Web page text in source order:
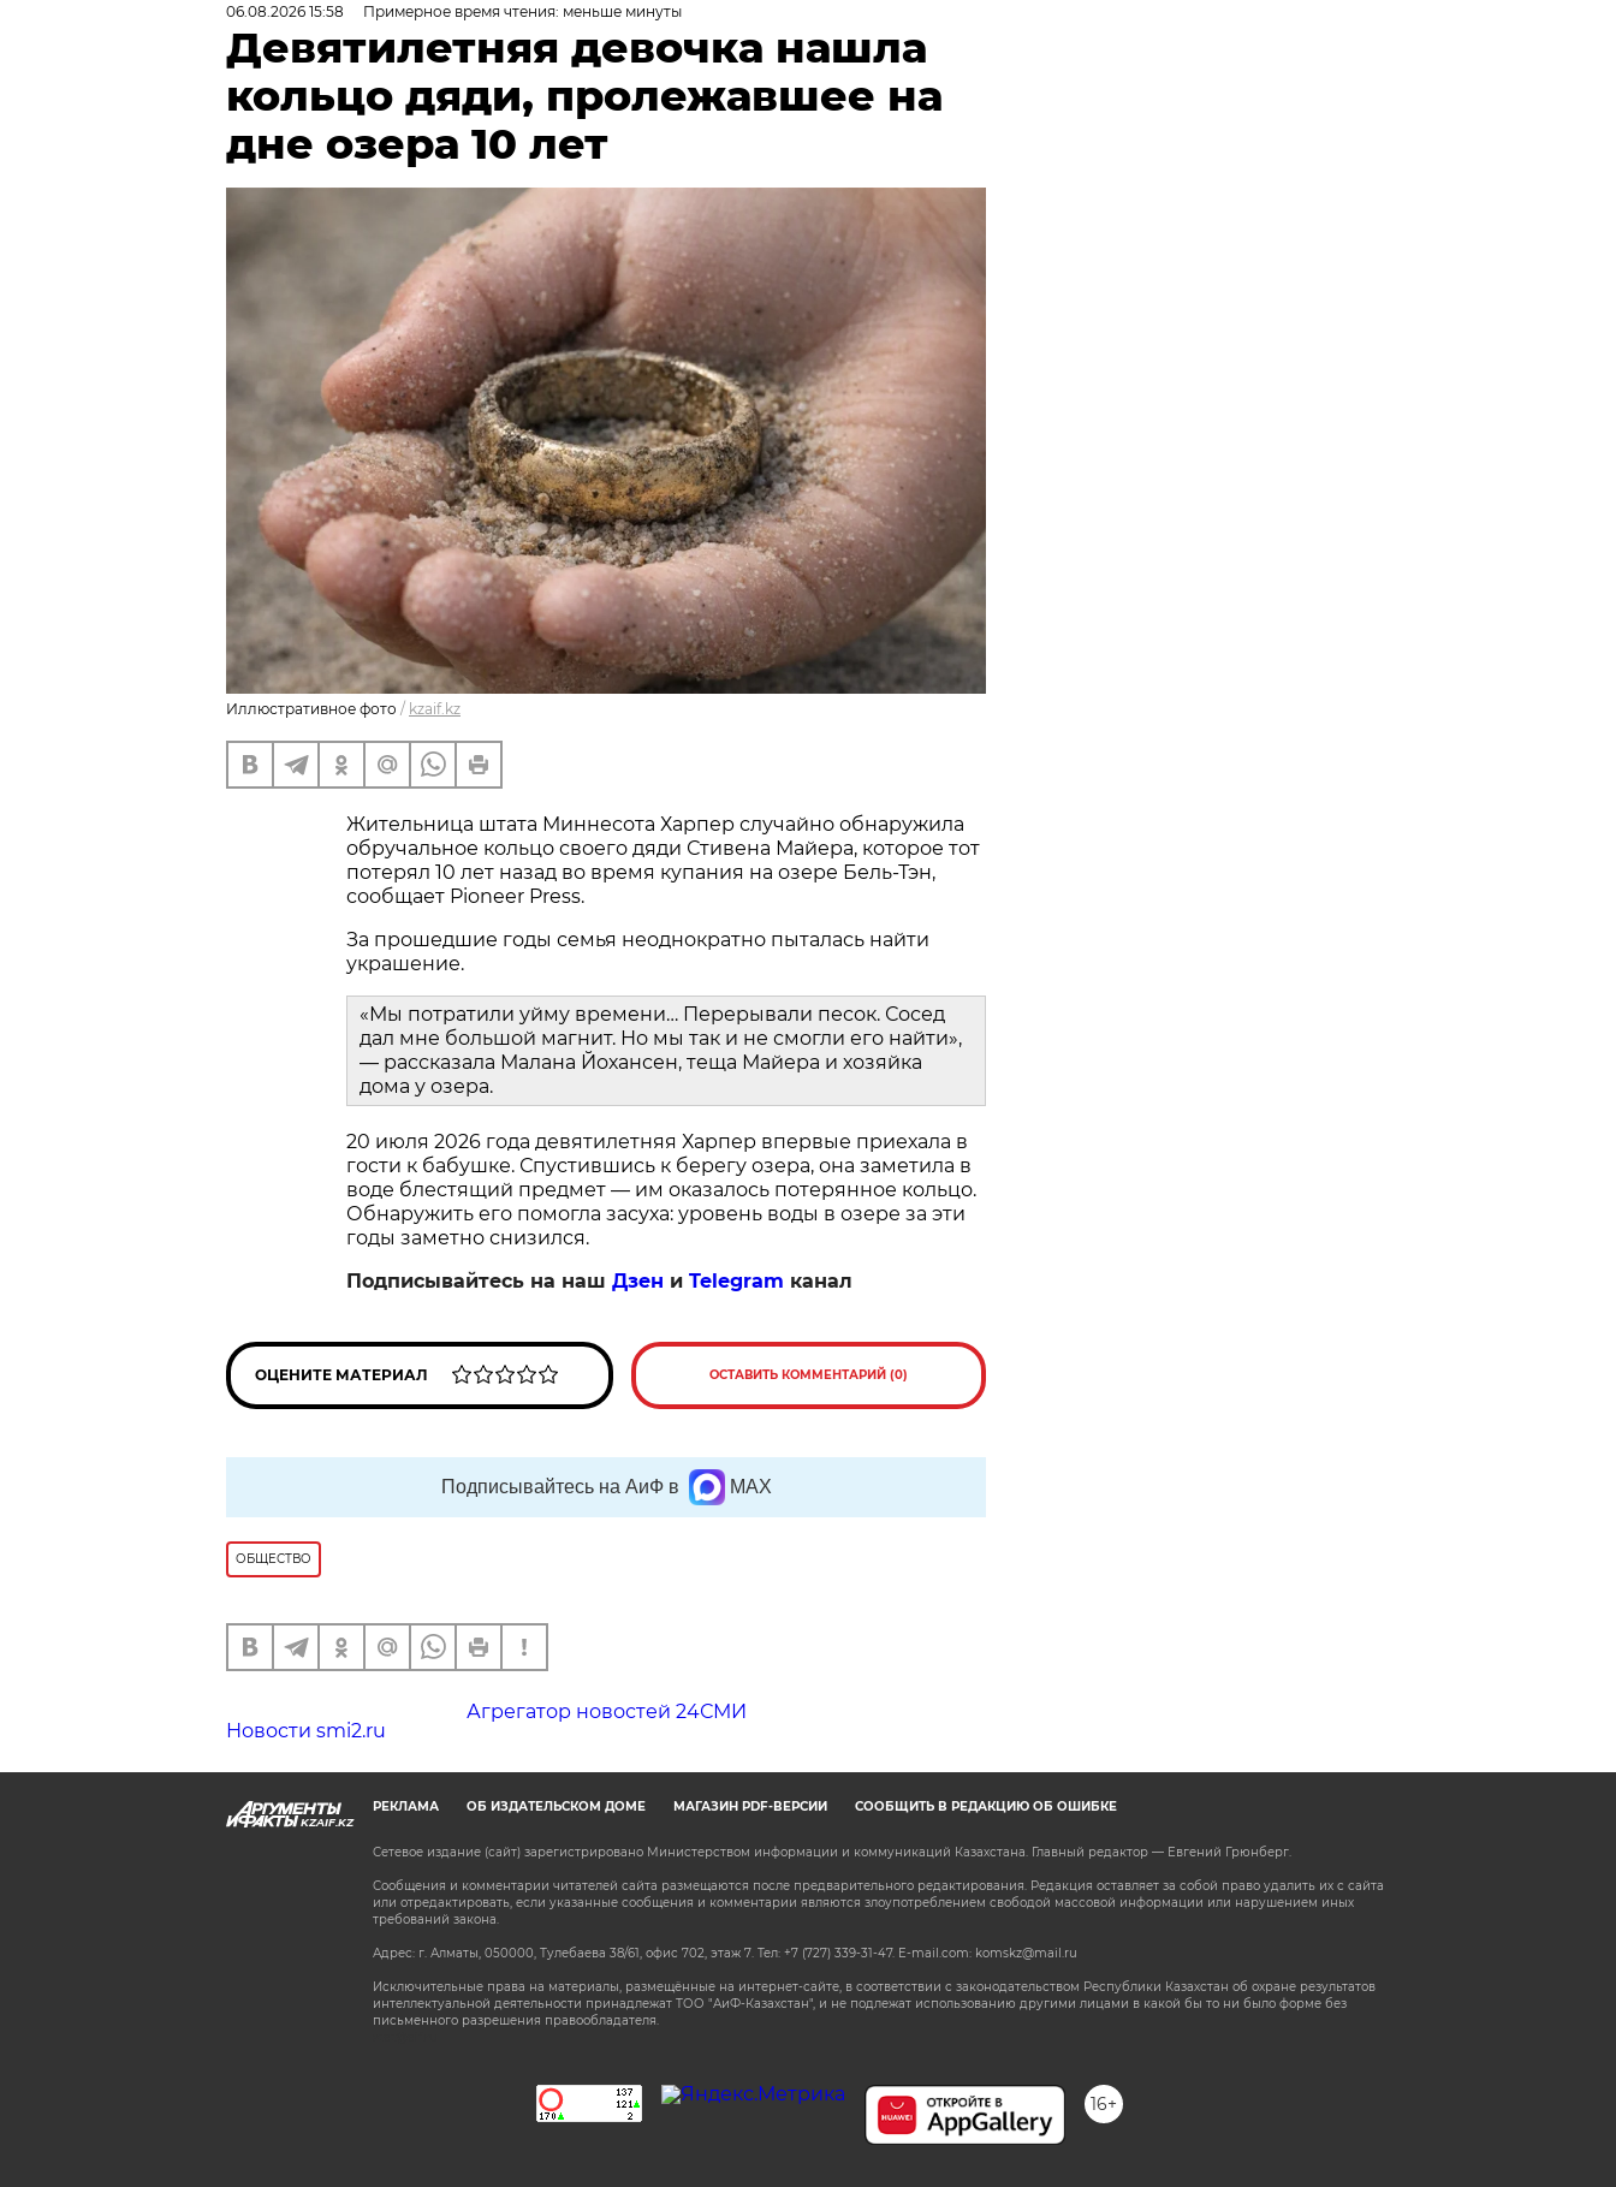
06.08.2026 15:58 Примерное время чтения: меньше минуты
Девятилетняя девочка нашла
кольцо дяди, пролежавшее на
дне озера 10 лет
Иллюстративное фото / kzaif.kz
Жительница штата Миннесота Харпер случайно обнаружила
обручальное кольцо своего дяди Стивена Майера, которое тот
потерял 10 лет назад во время купания на озере Бель-Тэн,
сообщает Pioneer Press.
За прошедшие годы семья неоднократно пыталась найти
украшение.
«Мы потратили уйму времени… Перерывали песок. Сосед
дал мне большой магнит. Но мы так и не смогли его найти»,
— рассказала Малана Йохансен, теща Майера и хозяйка
дома у озера.
20 июля 2026 года девятилетняя Харпер впервые приехала в
гости к бабушке. Спустившись к берегу озера, она заметила в
воде блестящий предмет — им оказалось потерянное кольцо.
Обнаружить его помогла засуха: уровень воды в озере за эти
годы заметно снизился.
Подписывайтесь на наш Дзен и Telegram канал
ОЦЕНИТЕ МАТЕРИАЛ ОСТАВИТЬ КОММЕНТАРИЙ (0)
Подписывайтесь на АиФ в MAX
ОБЩЕСТВО
Агрегатор новостей 24СМИ
Новости smi2.ru
KZAIF.KZ
РЕКЛАМА ОБ ИЗДАТЕЛЬСКОМ ДОМЕ МАГАЗИН PDF-ВЕРСИЙ СООБЩИТЬ В РЕДАКЦИЮ ОБ ОШИБКЕ
Сетевое издание (сайт) зарегистрировано Министерством информации и коммуникаций Казахстана. Главный редактор — Евгений Грюнберг.
Сообщения и комментарии читателей сайта размещаются после предварительного редактирования. Редакция оставляет за собой право удалить их с сайта
или отредактировать, если указанные сообщения и комментарии являются злоупотреблением свободой массовой информации или нарушением иных
требований закона.
Адрес: г. Алматы, 050000, Тулебаева 38/61, офис 702, этаж 7. Тел: +7 (727) 339-31-47. E-mail.com: komskz@mail.ru
Исключительные права на материалы, размещённые на интернет-сайте, в соответствии с законодательством Республики Казахстан об охране результатов
интеллектуальной деятельности принадлежат ТОО "АиФ-Казахстан", и не подлежат использованию другими лицами в какой бы то ни было форме без
письменного разрешения правообладателя.
16+